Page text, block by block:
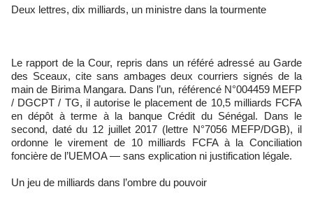
Deux lettres, dix milliards, un ministre dans la tourmente
Le rapport de la Cour, repris dans un référé adressé au Garde
des Sceaux, cite sans ambages deux courriers signés de la
main de Birima Mangara. Dans l’un, référencé N°004459 MEFP
/ DGCPT / TG, il autorise le placement de 10,5 milliards FCFA
en dépôt à terme à la banque Crédit du Sénégal. Dans le
second, daté du 12 juillet 2017 (lettre N°7056 MEFP/DGB), il
ordonne le virement de 10 milliards FCFA à la Conciliation
foncière de l’UEMOA — sans explication ni justification légale.
Un jeu de milliards dans l’ombre du pouvoir